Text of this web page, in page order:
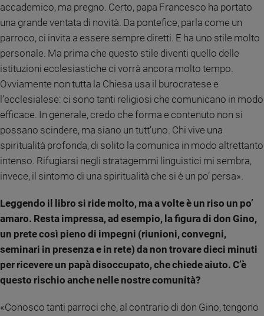
accademico, ma pregno. Certo, papa Francesco ha portato
una grande ventata di novità. Da pontefice, parla come un
parroco, ci invita a essere sempre diretti. E ha uno stile molto
personale. Ma prima che questo stile diventi quello delle
istituzioni ecclesiastiche ci vorrà ancora molto tempo.
Ovviamente non tutta la Chiesa usa il burocratese e
l’ecclesialese: ci sono tanti religiosi che comunicano in modo
efficace. In generale, credo che forma e contenuto non si
possano scindere, ma siano un tutt’uno. Chi vive una
spiritualità profonda, di solito la comunica in modo altrettanto
intenso. Rifugiarsi negli stratagemmi linguistici mi sembra,
invece, il sintomo di una spiritualità che si è un po’ persa».
Leggendo il libro si ride molto, ma a volte è un riso un po’
amaro. Resta impressa, ad esempio, la figura di don Gino,
un prete così pieno di impegni (riunioni, convegni,
seminari in presenza e in rete) da non trovare dieci minuti
per ricevere un papà disoccupato, che chiede aiuto. C’è
questo rischio anche nelle nostre comunità?
«Conosco tanti parroci che, al contrario di don Gino, tengono